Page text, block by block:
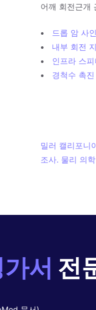
어깨 회전근개
드롭 암 사인
내부 회전
인프라 스
경척수 촉
밀러 캘리포니
조사. 물리 의
서 전